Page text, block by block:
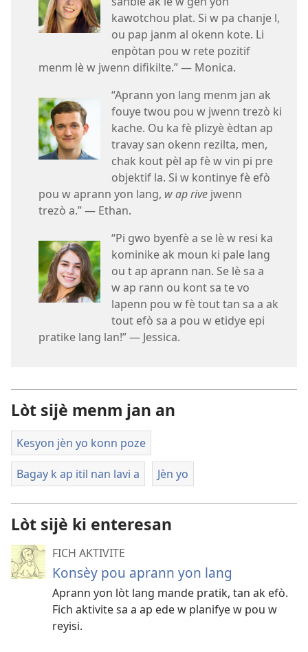
kawotchou plat. Si w pa chanje l,
ou pap janm al okenn kote. Li
enpòtan pou w rete pozitif
menm lè w jwenn difikilte.” — Monica.
“Aprann yon lang menm jan ak
fouye twou pou w jwenn trezò ki
kache. Ou ka fè plizyè èdtan ap
travay san okenn rezilta, men,
chak kout pèl ap fè w vin pi pre
objektif la. Si w kontinye fè efò
pou w aprann yon lang, w ap rive jwenn
trezò a.” — Ethan.
“Pi gwo byenfè a se lè w resi ka
kominike ak moun ki pale lang
ou t ap aprann nan. Se lè sa a
w ap rann ou kont sa te vo
lapenn pou w fè tout tan sa a ak
tout efò sa a pou w etidye epi
pratike lang lan!” — Jessica.
Lòt sijè menm jan an
Kesyon jèn yo konn poze
Bagay k ap itil nan lavi a Jèn yo
Lòt sijè ki enteresan
FICH AKTIVITE
Konsèy pou aprann yon lang
Aprann yon lòt lang mande pratik, tan ak efò.
Fich aktivite sa a ap ede w planifye w pou w
reyisi.